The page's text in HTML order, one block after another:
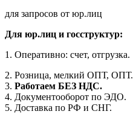
для запросов от юр.лиц
Для юр.лиц и госструктур:
1. Оперативно: счет, отгрузка.
2. Розница, мелкий ОПТ, ОПТ.
3. Работаем БЕЗ НДС.
4. Документооборот по ЭДО.
5. Доставка по РФ и СНГ.